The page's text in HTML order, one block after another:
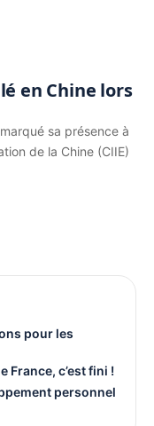
en Chine lors
sa présence à
de la Chine (CIIE)
pour les
France, c’est fini !
personnel